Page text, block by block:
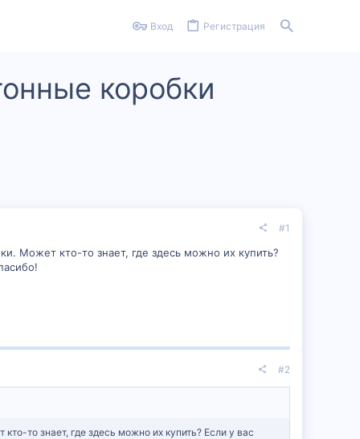
Вход Регистрация
коробки
#1
Может кто-то знает, где здесь можно их купить?
#2
то знает, где здесь можно их купить? Если у вас